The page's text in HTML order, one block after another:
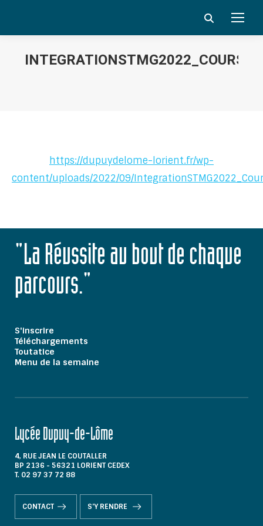
Search:
INTEGRATIONSTMG2022_COURSE
https://dupuydelome-lorient.fr/wp-
content/uploads/2022/09/
"La Réussite au bout de chaque
parcours."
S'inscrire
Téléchargements
Toutatice
Menu de la semaine
Lycée Dupuy-de-Lôme
4, RUE JEAN LE COUTALLER
BP 2136 - 56321 LORIENT CEDEX
T. 02 97 37 72 88
CONTACT S'Y RENDRE